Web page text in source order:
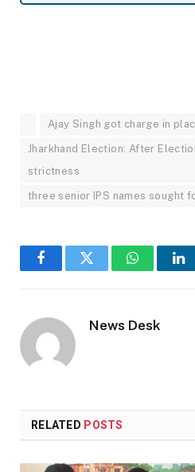
Ajay Singh got charge in
Jharkhand Election: After
strictness
three senior IPS names sought
FacebookTwitter WhatsApp
News Desk
RELATED POSTS